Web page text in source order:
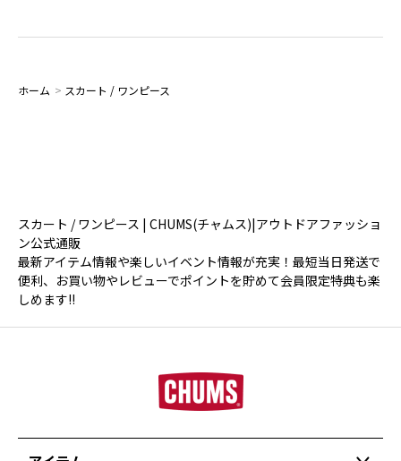
ホーム > スカート / ワンピース
スカート / ワンピース | CHUMS(チャムス)|アウトドアファッショ
ン公式通販
最新アイテム情報や楽しいイベント情報が充実！最短当日発送で
便利、お買い物やレビューでポイントを貯めて会員限定特典も楽
しめます!!